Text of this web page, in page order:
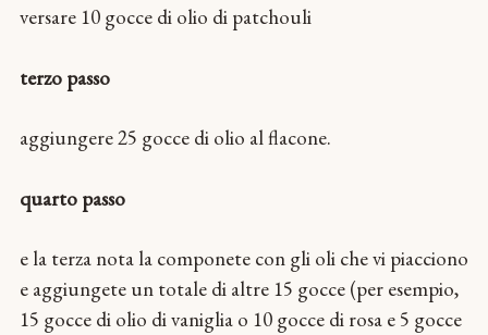
versare 10 gocce di olio di patchouli
terzo passo
aggiungere 25 gocce di olio al flacone.
quarto passo
e la terza nota la componete con gli oli che vi piacciono
e aggiungete un totale di altre 15 gocce (per esempio,
15 gocce di olio di vaniglia o 10 gocce di rosa e 5 gocce